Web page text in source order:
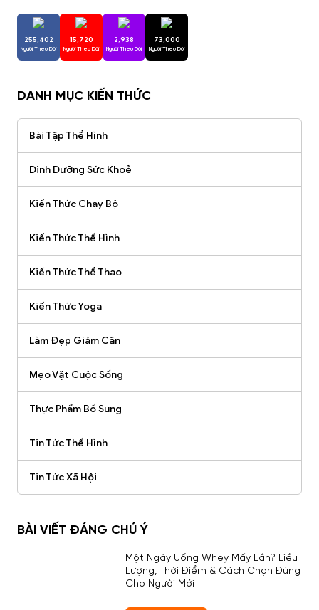
255,402
Người Theo Dõi
15,720
Người Theo Dõi
2,938
Người Theo Dõi
73,000
Người Theo Dõi
DANH MỤC KIẾN THỨC
Bài Tập Thể Hình
Dinh Dưỡng Sức Khoẻ
Kiến Thức Chạy Bộ
Kiến Thức Thể Hình
Kiến Thức Thể Thao
Kiến Thức Yoga
Làm Đẹp Giảm Cân
Mẹo Vặt Cuộc Sống
Thực Phẩm Bổ Sung
Tin Tức Thể Hình
Tin Tức Xã Hội
BÀI VIẾT ĐÁNG CHÚ Ý
Một Ngày Uống Whey Mấy Lần? Liều
Lượng, Thời Điểm & Cách Chọn Đúng
Cho Người Mới